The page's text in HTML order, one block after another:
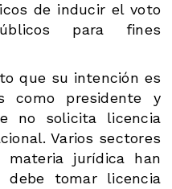
de inducir el voto
para fines
que su intención es
como presidente y
no solicita licencia
Varios sectores
jurídica han
debe tomar licencia